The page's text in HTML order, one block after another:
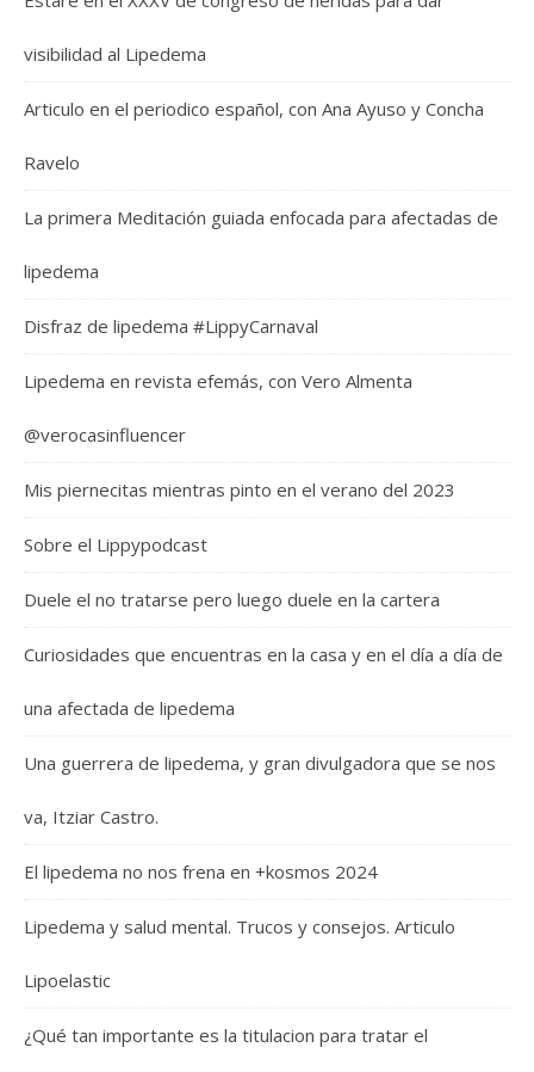
visibilidad al Lipedema
Articulo en el periodico español, con Ana Ayuso y Concha
Ravelo
La primera Meditación guiada enfocada para afectadas de
lipedema
Disfraz de lipedema #LippyCarnaval
Lipedema en revista efemás, con Vero Almenta
@verocasinfluencer
Mis piernecitas mientras pinto en el verano del 2023
Sobre el Lippypodcast
Duele el no tratarse pero luego duele en la cartera
Curiosidades que encuentras en la casa y en el día a día de
una afectada de lipedema
Una guerrera de lipedema, y gran divulgadora que se nos
va, Itziar Castro.
El lipedema no nos frena en +kosmos 2024
Lipedema y salud mental. Trucos y consejos. Articulo
Lipoelastic
¿Qué tan importante es la titulacion para tratar el